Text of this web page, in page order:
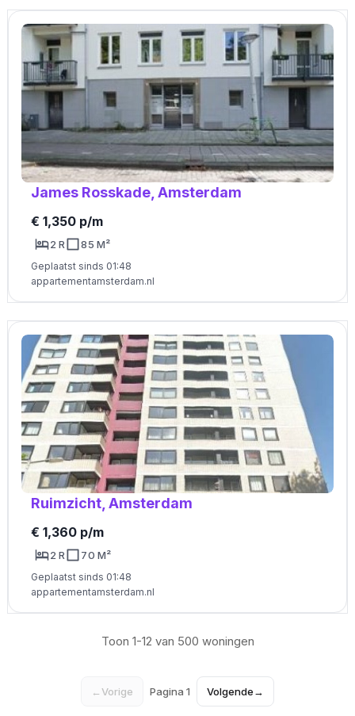
James Rosskade, Amsterdam
€ 1,350 p/m
2 R 85 M²
Geplaatst sinds 01:48
appartementamsterdam.nl
Ruimzicht, Amsterdam
€ 1,360 p/m
2 R 70 M²
Geplaatst sinds 01:48
appartementamsterdam.nl
Toon 1-12 van 500 woningen
←Vorige Pagina 1 Volgende→